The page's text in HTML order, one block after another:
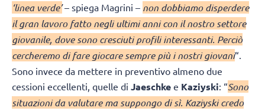
‘linea verde’– spiega Magrini – non dobbiamo disperdere
il gran lavoro fatto negli ultimi anni con il nostro settore
giovanile, dove sono cresciuti profili interessanti. Perciò
cercheremo di fare giocare sempre più i nostri giovani“.
Sono invece da mettere in preventivo almeno due
cessioni eccellenti, quelle di Jaeschke e Kaziyski: “Sono
situazioni da valutare ma suppongo di sì. Kaziyski credo